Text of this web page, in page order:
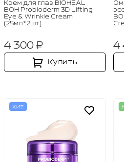
Крем для глаз BIOHEAL
BOH Probioderm 3D Lifting
Eye & Wrinkle Cream
(25мл*2шт)
4 300 ₽
Купить
4
ХИТ